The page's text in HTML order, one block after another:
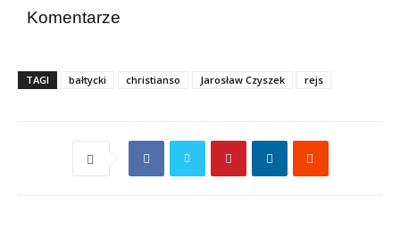
Komentarze
TAGI bałtycki christianso Jarosław Czyszek rejs